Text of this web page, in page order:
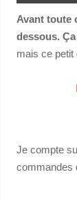
Avant toute
dessous.
mais ce petit
Je compte
commandes